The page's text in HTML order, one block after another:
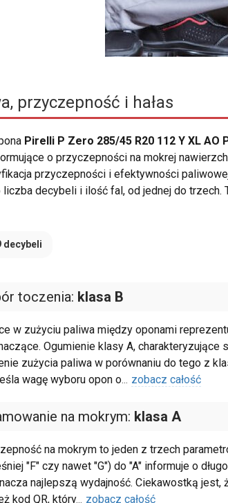
przyczepność i hałas
Pirelli P Zero 285/45 R20 112 Y XL AO
o przyczepności na mokrej
przyczepności i efektywności
decybeli i ilość fal, od jednej do
decybeli
toczenia: klasa B
w zużyciu paliwa między oponami
Ogumienie klasy A,
zużycia paliwa w porównaniu do tego z
wagę wyboru opon o... zobacz całość
na mokrym: klasa A
na mokrym to jeden z trzech
"F" czy nawet "G") do "A" informuje o
najlepszą wydajność. Ciekawostką
kod QR, który... zobacz całość